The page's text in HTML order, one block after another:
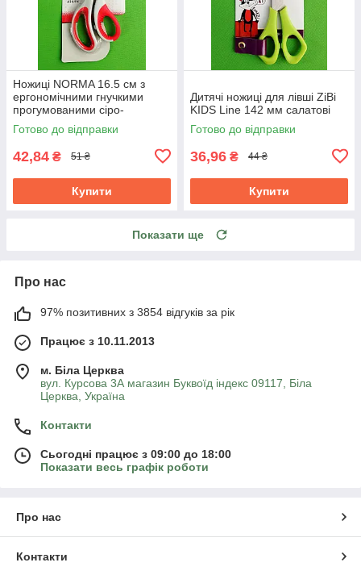
Ножиці NORMA 16.5 см з
ергономічними гнучкими
прогумованими сіро-
червоними ручками 1.8 мм
Готово до відправки
42,84 ₴ 51 ₴
Купити
Дитячі ножиці для лівші ZiBi
KIDS Line 142 мм салатові
Готово до відправки
36,96 ₴ 44 ₴
Купити
Показати ще
Про нас
97% позитивних з 3854 відгуків за рік
Працює з 10.11.2013
м. Біла Церква
вул. Курсова 3А магазин Буквоїд індекс 09117, Біла
Церква, Україна
Контакти
Сьогодні працює з 09:00 до 18:00
Показати весь графік роботи
Про нас
Контакти